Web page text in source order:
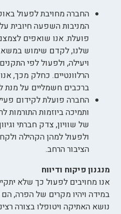
החברה מחויבת לפעול
המניבות השפעה חיובית
פועלת. אנו שואפים
שלנו, לקדם שימוש
ויעילה, ולפעול לפי
הרלוונטיים. כחלק מכך,
ברכבים חשמליים על מנת
החברה פועלת לקידום
ותמיכה ביוזמות התורמות
של שוויון, צדק חברתי
ולפעול למהן הקהילה
הציבור הרחב.
מנגנון פיקוח ודיווח
אנו מחויבים לפעול כך שלא
במידה ויהיו מקרים של הפרה,
נושא האתיקה ויטופלו בצורה